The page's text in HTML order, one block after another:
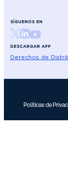
SÍGUENOS EN
DESCARGAR APP
Derechos de
Políticas de